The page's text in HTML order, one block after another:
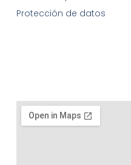
Protección de datos